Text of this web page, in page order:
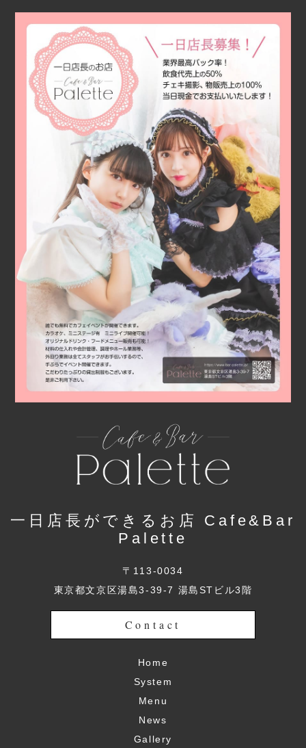
一日店長ができるお店 Cafe&Bar
Palette
〒113-0034
東京都文京区湯島3-39-7 湯島STビル3階
Contact
Home
System
Menu
News
Gallery